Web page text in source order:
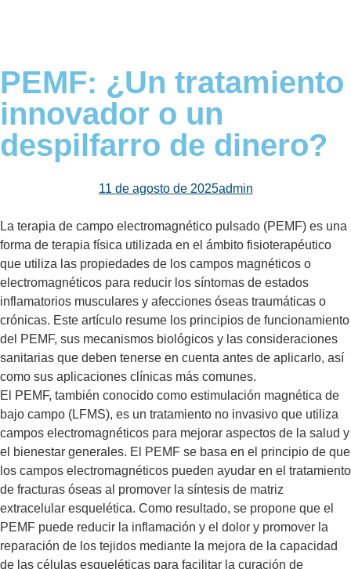
PEMF: ¿Un tratamiento
innovador o un
despilfarro de dinero?
11 de agosto de 2025admin
La terapia de campo electromagnético pulsado (PEMF) es una
forma de terapia física utilizada en el ámbito fisioterapéutico
que utiliza las propiedades de los campos magnéticos o
electromagnéticos para reducir los síntomas de estados
inflamatorios musculares y afecciones óseas traumáticas o
crónicas. Este artículo resume los principios de funcionamiento
del PEMF, sus mecanismos biológicos y las consideraciones
sanitarias que deben tenerse en cuenta antes de aplicarlo, así
como sus aplicaciones clínicas más comunes.
El PEMF, también conocido como estimulación magnética de
bajo campo (LFMS), es un tratamiento no invasivo que utiliza
campos electromagnéticos para mejorar aspectos de la salud y
el bienestar generales. El PEMF se basa en el principio de que
los campos electromagnéticos pueden ayudar en el tratamiento
de fracturas óseas al promover la síntesis de matriz
extracelular esquelética. Como resultado, se propone que el
PEMF puede reducir la inflamación y el dolor y promover la
reparación de los tejidos mediante la mejora de la capacidad
de las células esqueléticas para facilitar la curación de